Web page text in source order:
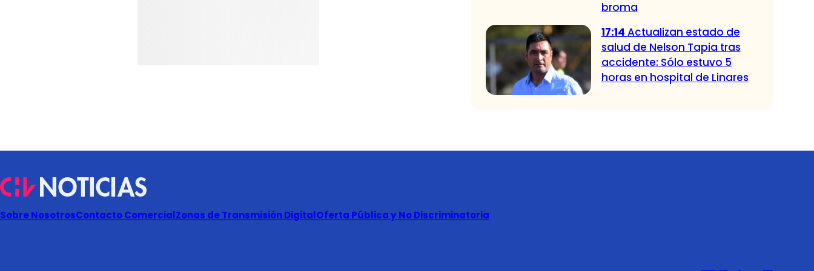
broma
17:14 Actualizan estado de
salud de Nelson Tapia tras
accidente: Sólo estuvo 5
horas en hospital de Linares
Sobre NosotrosContacto ComercialZonas de Transmisión DigitalOferta Pública y No Discriminatoria